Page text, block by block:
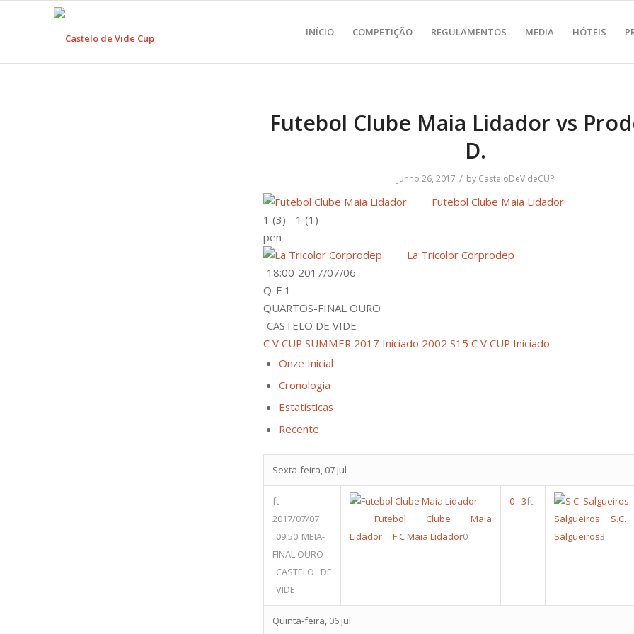
INÍCIO COMPETIÇÃO REGULAMENTOS MEDIA HÓTEIS
Futebol Clube Maia Lidador vs
D.
Junho 26, 2017 / by CasteloDeVideCUP
Futebol Clube Maia Lidador
1 (3) - 1 (1)
pen
La Tricolor Corprodep
2017/07/06
18:00
Q-F 1
QUARTOS-FINAL OURO
CASTELO DE VIDE
C V CUP SUMMER 2017 Iniciado 2002 S15 C V CUP Iniciado
Onze Inicial
Cronologia
Estatísticas
Recente
Sexta-feira, 07 Jul
ft
2017/07/07
09:50 MEIA-
FINAL OURO
CASTELO DE
VIDE
Futebol Clube Maia
Lidador
F C Maia Lidador0
0-3ft
Salgueiros
S.C.
Salgueiros3
Quinta-feira, 06 Jul